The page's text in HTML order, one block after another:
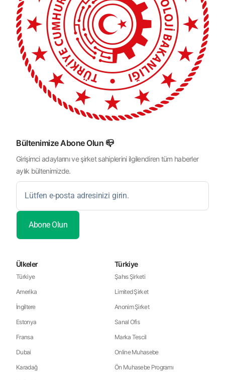
Bültenimize Abone Olun 📪
Girişimci adaylarını ve şirket sahiplerini ilgilendiren tüm haberler
aylık bültenimizde.
Ülkeler
Türkiye
Amerika
İngiltere
Estonya
Fransa
Dubai
Karadağ
Türkiye
Şahıs Şirketi
Limited Şirket
Anonim Şirket
Sanal Ofis
Marka Tescil
Online Muhasebe
Ön Muhasebe Programı